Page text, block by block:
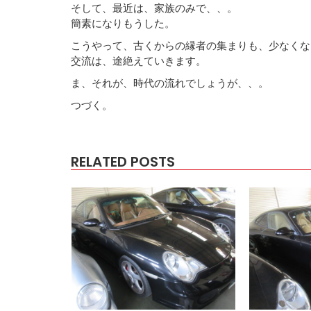
そして、最近は、家族のみで、、。
簡素になりもうした。
こうやって、古くからの縁者の集まりも、少なく
交流は、途絶えていきます。
ま、それが、時代の流れでしょうが、、。
つづく。
RELATED POSTS